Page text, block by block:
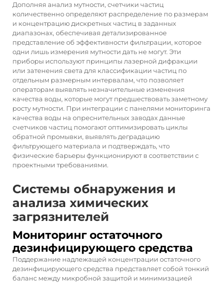
Дополняя анализ мутности, счетчики частиц
количественно определяют распределение по размерам
и концентрацию дискретных частиц в заданных
диапазонах, обеспечивая детализированное
представление об эффективности фильтрации, которое
одни лишь измерения мутности дать не могут. Эти
приборы используют принципы лазерной дифракции
или затенения света для классификации частиц по
отдельным размерным интервалам, что позволяет
операторам выявлять незначительные изменения
качества воды, которые могут предшествовать заметному
росту мутности. При интеграции с панелями мониторинга
качества воды на опреснительных заводах данные
счетчиков частиц помогают оптимизировать циклы
обратной промывки, выявлять деградацию
фильтрующего материала и подтверждать, что
физические барьеры функционируют в соответствии с
проектными требованиями.
Системы обнаружения и
анализа химических
загрязнителей
Мониторинг остаточного
дезинфицирующего средства
Поддержание надлежащей концентрации остаточного
дезинфицирующего средства представляет собой тонкий
баланс между микробной защитой и минимизацией